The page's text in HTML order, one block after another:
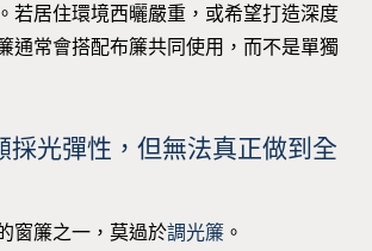
若居住環境西曬嚴重，或希望打造深度
通常會搭配布簾共同使用，而不是單獨
採光彈性，但無法真正做到全
窗簾之一，莫過於調光簾 。